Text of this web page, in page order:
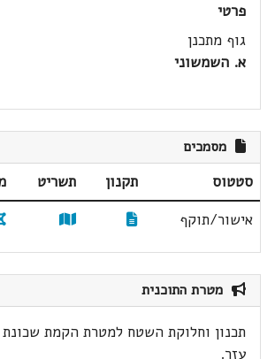
פרטי
גוף מתכנן
א. השמשוני
מסמכים
סטטוס תקנון תשריט
אישור/תוקף
מטרת התוכנית
תכנון וחלוקת השטח למטרת הקמת שכונת
עזר.